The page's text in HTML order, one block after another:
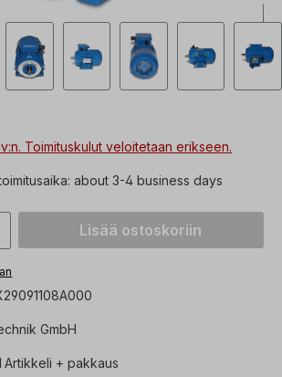
Toimituskulut veloitetaan erikseen.
about 3-4 business days
Syötä haluttu arvo tai
Lisää ostoskoriin
GmbH
Artikkeli + pakkaus